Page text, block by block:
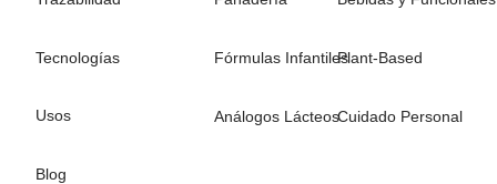
Tecnologías
Usos
Blog
Fórmulas Infantiles
Análogos Lácteos
Plant-Based
Cuidado Personal